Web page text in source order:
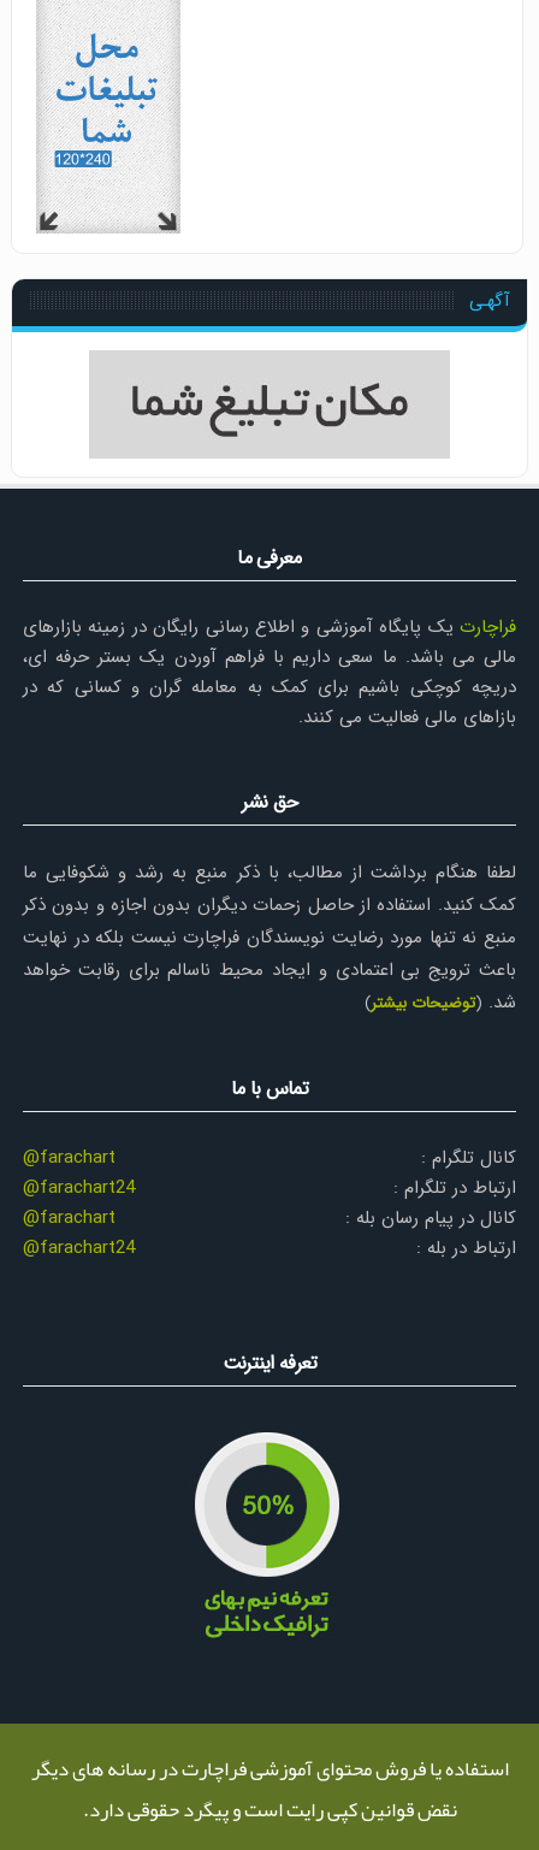
آگهـی
معرفی ما
فراچارتیک پایگاه آموزشی و اطلاع رسانی رایگان در زمینه بازارهای
مالی می باشد. ما سعی داریم با فراهم آوردن یک بستر حرفه ای،
دریچه کوچکی باشیم برای کمک به معامله گران و کسانی که در
بازاهای مالی فعالیت می کنند.
حق نشر
لطفا هنگام برداشت از مطالب، با ذکر منبع به رشد و شکوفایی ما
کمک کنید. استفاده از حاصل زحمات دیگران بدون اجازه و بدون ذکر
منبع نه تنها مورد رضایت نویسندگان فراچارت نیست بلکه در نهایت
باعث ترویج بی اعتمادی و ایجاد محیط ناسالم برای رقابت خواهد
شد. (توضیحات بیشتر)
تماس با ما
کانال تلگرام :
@farachart
ارتباط در تلگرام :
@farachart24
کانال در پیام رسان بله :
@farachart
ارتباط در بله :
@farachart24
تعرفه اینترنت
استفاده یا فروش محتوای آموزشی فراچارت در رسانه های دیگر
نقض قوانین کپی رایت است و پیگرد حقوقی دارد.